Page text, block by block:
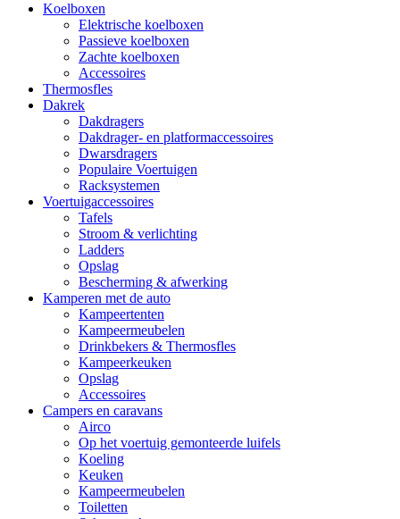
Koelboxen
Elektrische koelboxen
Passieve koelboxen
Zachte koelboxen
Accessoires
Thermosfles
Dakrek
Dakdragers
Dakdrager- en platformaccessoires
Dwarsdragers
Populaire Voertuigen
Racksystemen
Voertuigaccessoires
Tafels
Stroom & verlichting
Ladders
Opslag
Bescherming & afwerking
Kamperen met de auto
Kampeertenten
Kampeermeubelen
Drinkbekers & Thermosfles
Kampeerkeuken
Opslag
Accessoires
Campers en caravans
Airco
Op het voertuig gemonteerde luifels
Koeling
Keuken
Kampeermeubelen
Toiletten